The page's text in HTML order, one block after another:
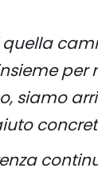
siamo